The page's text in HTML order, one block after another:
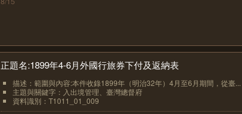
正題名:1899年4-6月外國行旅券下付及返納表
描述：範圍與內容:本件收錄1899年（明治32年）4月至6月期間，從臺...
主題與關鍵字：入出境管理、臺灣總督府
資料識別：T1011_01_009